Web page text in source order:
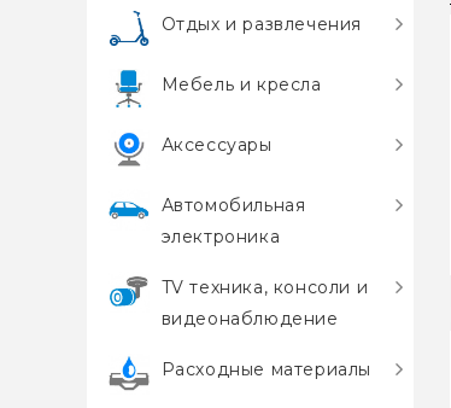
Отдых и развлечения
Мебель и кресла
Аксессуары
Автомобильная
электроника
TV техника, консоли и
видеонаблюдение
Расходные материалы